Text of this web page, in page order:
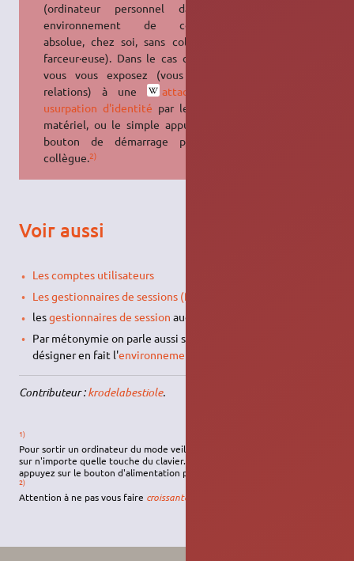
(ordinateur personnel dans un
environnement de confiance
absolue, chez soi, sans colocataire
farceur·euse). Dans le cas contraire
vous vous exposez (vous et vos
relations) à une
attaque par
usurpation d'identité par le vol du
matériel, ou le simple appui sur le
bouton de démarrage par un·e
collègue.2)
Voir aussi
Les comptes utilisateurs
Les gestionnaires de sessions (fenêtres de connexion)
lesgestionnaires de session audio (pour la
Par métonymie on parle aussi souvent de
désigner en fait l'environnement de bureau
Contributeur :krodelabestiole.
1)
Pour sortir un ordinateur du mode veille, déplacez la souris ou appuyez
sur n'importe quelle touche du clavier. Si cela ne fonctionne pas,
appuyez sur le bouton d'alimentation pour réactiver l'ordinateur.
2)
Attention à ne pas vous faire croissanter